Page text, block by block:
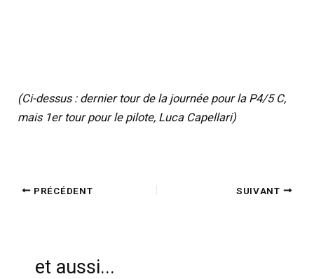
(Ci-dessus : dernier tour de la journée pour la P4/5 C,
mais 1er tour pour le pilote, Luca Capellari)
PRÉCÉDENT SUIVANT
et aussi...